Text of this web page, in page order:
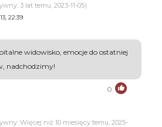
3 lat temu, 2023-11-05)
22:39
widowisko, emocje do ostatniej
nadchodzimy!
0
Więcej niż 10 miesięcy temu, 2025-